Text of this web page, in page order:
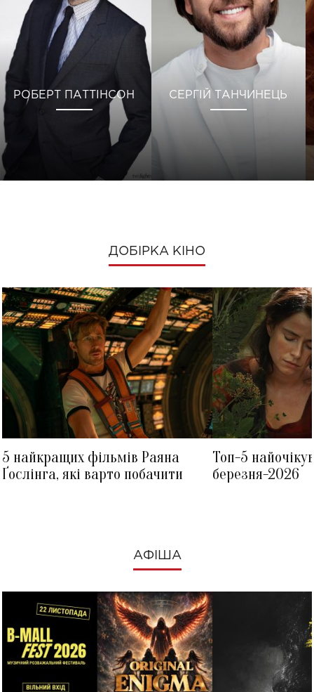
РОБЕРТ ПАТТІНСОН СЕРГІЙ ТАНЧИНЕЦЬ
ДОБІРКА КІНО
5 найкращих фільмів Раяна
Ґослінга, які варто побачити
Топ-5
березня-2026
АФІША